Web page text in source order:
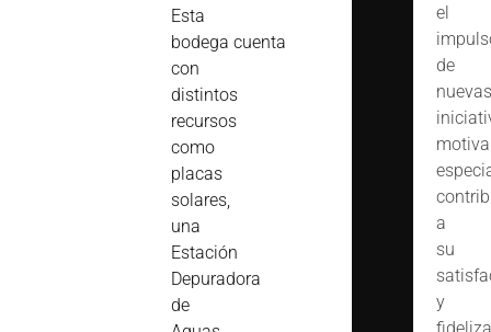
Esta
bodega cuenta
con
distintos
recursos
como
placas
solares,
una
Estación
Depuradora
de
el
de
nuevas
motiva
a
su
y